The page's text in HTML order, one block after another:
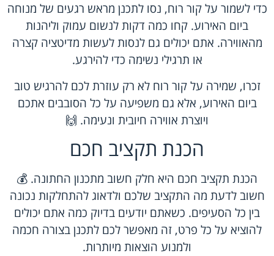
כדי לשמור על קור רוח, נסו לתכנן מראש רגעים של מנוחה
ביום האירוע. קחו כמה דקות לנשום עמוק וליהנות
מהאווירה. אתם יכולים גם לנסות לעשות מדיטציה קצרה
או תרגילי נשימה כדי להירגע.
זכרו, שמירה על קור רוח לא רק עוזרת לכם להרגיש טוב
ביום האירוע, אלא גם משפיעה על כל הסובבים אתכם
ויוצרת אווירה חיובית ונעימה. 🙌
הכנת תקציב חכם
הכנת תקציב חכם היא חלק חשוב מתכנון החתונה. 💰
חשוב לדעת מה התקציב שלכם ולדאוג להתחלקות נכונה
בין כל הסעיפים. כשאתם יודעים בדיוק כמה אתם יכולים
להוציא על כל פרט, זה מאפשר לכם לתכנן בצורה חכמה
ולמנוע הוצאות מיותרות.